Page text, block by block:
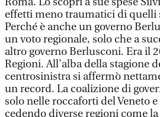
effetti meno traumatici di quelli
Perché è anche un governo
un voto regionale, solo che a
altro governo Berlusconi. Era il
Regioni. All'alba della stagione
centrosinistra si affermò
un record. La coalizione di
solo nelle roccaforti del Veneto
cedendo diverse regioni come